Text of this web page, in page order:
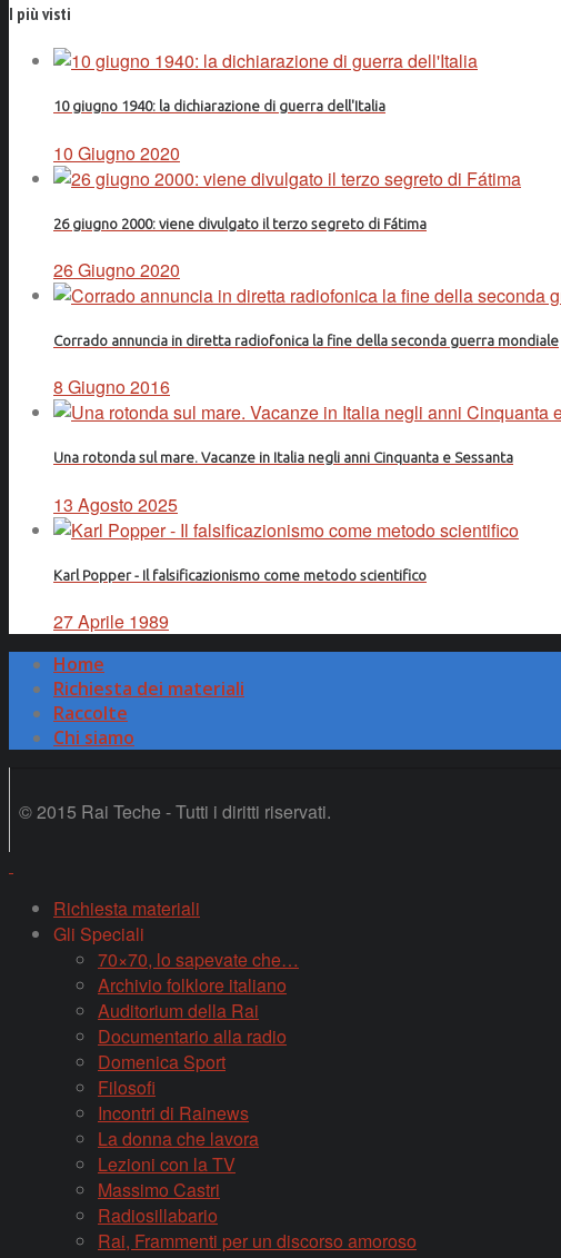
I più visti
10 giugno 1940: la dichiarazione di guerra dell'Italia
10 Giugno 2020
26 giugno 2000: viene divulgato il terzo segreto di Fátima
26 Giugno 2020
Corrado annuncia in diretta radiofonica la fine della seconda guerra mondiale
8 Giugno 2016
Una rotonda sul mare. Vacanze in Italia negli anni Cinquanta e Sessanta
13 Agosto 2025
Karl Popper - Il falsificazionismo come metodo scientifico
27 Aprile 1989
Home
Richiesta dei materiali
Raccolte
Chi siamo
© 2015 Rai Teche - Tutti i diritti riservati.
Richiesta materiali
Gli Speciali
70×70, lo sapevate che…
Archivio folklore italiano
Auditorium della Rai
Documentario alla radio
Domenica Sport
Filosofi
Incontri di Rainews
La donna che lavora
Lezioni con la TV
Massimo Castri
Radiosillabario
Rai, Frammenti per un discorso amoroso